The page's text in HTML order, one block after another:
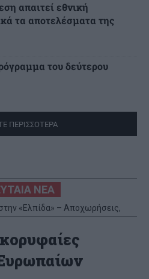
απαιτεί εθνική
τα αποτελέσματα της
του δεύτερου
ΠΕΡΙΣΣΟΤΕΡΑ